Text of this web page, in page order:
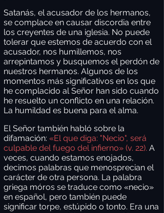
Satanás, el acusador de los hermanos,
se complace en causar discordia entre
los creyentes de una iglesia. No puede
tolerar que estemos de acuerdo con el
acusador, nos humillemos, nos
arrepintamos y busquemos el perdón de
nuestros hermanos. Algunos de los
momentos más significativos en los que
he complacido al Señor han sido cuando
he resuelto un conflicto en una relación.
La humildad es buena para el alma.
El Señor también habló sobre la
difamación: «El que diga: "Necio", será
culpable del fuego del infierno» (v. 22). A
veces, cuando estamos enojados,
decimos palabras que menosprecian el
carácter de otra persona. La palabra
griega móros se traduce como «necio»
en español, pero también puede
significar torpe, estúpido o tonto. Era una